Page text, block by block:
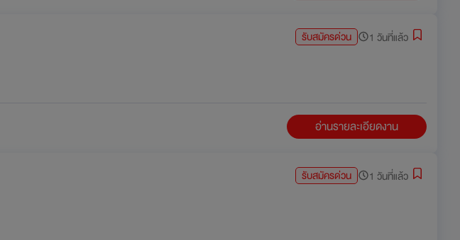
รับสมัครด่วน 1 วันที่แล้ว
อ่านรายละเอียดงาน
รับสมัครด่วน 1 วันที่แล้ว